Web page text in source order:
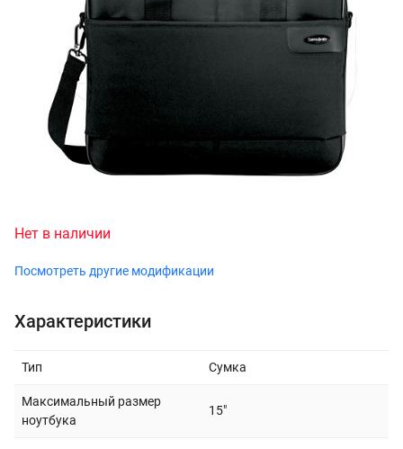
Нет в наличии
Посмотреть другие модификации
Характеристики
Тип Сумка
Максимальный размер
ноутбука
15"